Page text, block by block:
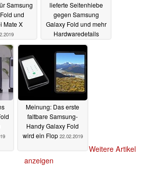
Samsung
und
Mate X
lieferte Seitenhiebe
gegen Samsung
Galaxy Fold und mehr
Hardwaredetails
24.02.2019
Meinung: Das erste
faltbare Samsung-
Handy Galaxy Fold
wird ein Flop 22.02.2019
Weitere Artikel
anzeigen